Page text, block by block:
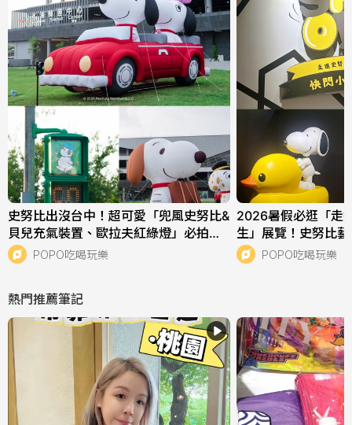
史努比出沒台中！超可愛「兜風史努比&
貝兒充氣裝置、歐拉夫紅綠燈」必拍地
點一次看！
POPO吃喝玩樂
2026暑假必逛「走
生」展覽！史努比
有「飛耳史努比」
POPO吃喝玩樂
熱門推薦筆記